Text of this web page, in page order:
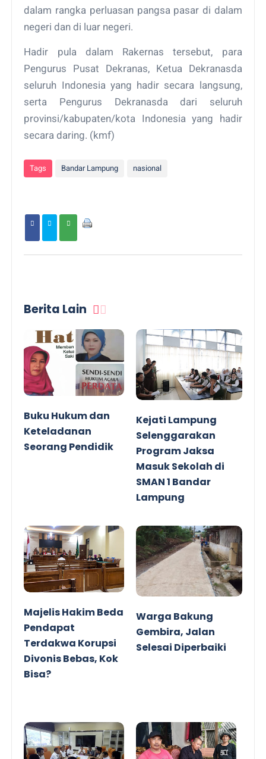
dalam rangka perluasan pangsa pasar di dalam
negeri dan di luar negeri.
Hadir pula dalam Rakernas tersebut, para
Pengurus Pusat Dekranas, Ketua Dekranasda
seluruh Indonesia yang hadir secara langsung,
serta Pengurus Dekranasda dari seluruh
provinsi/kabupaten/kota Indonesia yang hadir
secara daring. (kmf)
Tags Bandar Lampung nasional
Berita Lain
Buku Hukum dan
Keteladanan
Seorang Pendidik
Kejati Lampung
Selenggarakan
Program Jaksa
Masuk Sekolah di
SMAN 1 Bandar
Lampung
Majelis Hakim Beda
Pendapat
Terdakwa Korupsi
Divonis Bebas, Kok
Bisa?
Warga Bakung
Gembira, Jalan
Selesai Diperbaiki